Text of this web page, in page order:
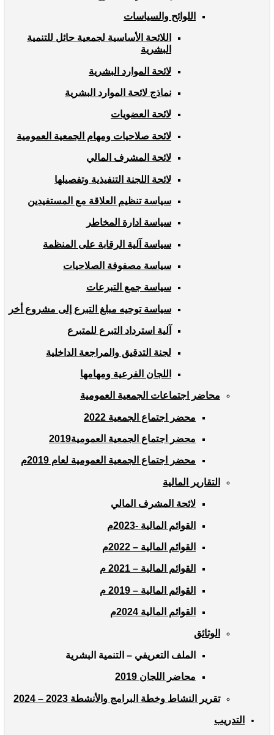
اللوائح والسياسات
اللائحة الأساسية لجمعية حائل للتنمية
البشرية
لائحة الموارد البشرية
نماذج لائحة الموارد البشرية
لائحة العضويات
لائحة صلاحيات ومهام الجمعية العمومية
لائحة المشرف المالي
لائحة اللجنة التنفيذية وتفصيلها
سياسة تنظيم العلاقة مع المستفيدين
سياسة ادارة المخاطر
سياسة آلية الرقابة على المنظمة
سياسة مصفوفة الصلاحيات
سياسة جمع التبرعات
سياسة توجيه مبلغ التبرع إلى مشروع أخر
آلية استرداد التبرع للمتبرع
لجنة التدقيق والمراجعة الداخلية
اللجان الفرعية ومهامها
محاضر اجتماعات الجمعية العمومية
محضر اجتماع الجمعية 2022
محضر اجتماع الجمعية العمومية2019
محضر اجتماع الجمعية العمومية لعام 2019م
التقارير المالية
لائحة المشرف المالي
القوائم المالية -2023م
القوائم المالية – 2022م
القوائم المالية – 2021 م
القوائم المالية – 2019 م
القوائم المالية 2024م
الوثائق
الملف التعريفي – التنمية البشرية
محاضر اللجان 2019
تقرير النشاط وخطة البرامج والأنشطة 2023 – 2024
التدريب